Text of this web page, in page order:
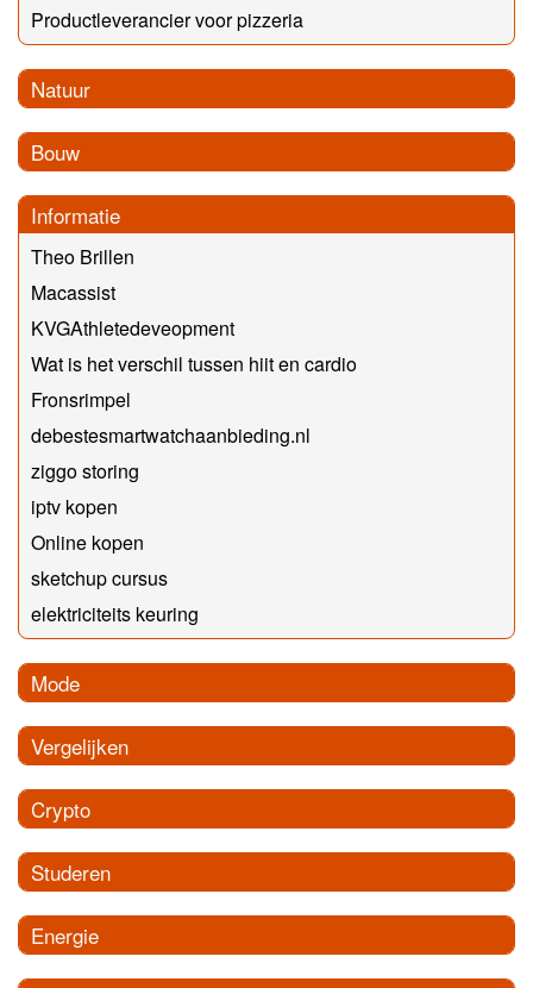
Productleverancier voor pizzeria
Natuur
Bouw
Informatie
Theo Brillen
Macassist
KVGAthletedeveopment
Wat is het verschil tussen hiit en cardio
Fronsrimpel
debestesmartwatchaanbieding.nl
ziggo storing
iptv kopen
Online kopen
sketchup cursus
elektriciteits keuring
Mode
Vergelijken
Crypto
Studeren
Energie